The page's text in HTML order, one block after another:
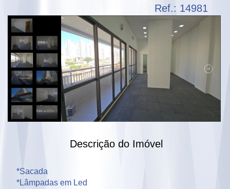
Ref.: 14981
Descrição do Imóvel
*Sacada
*Lâmpadas em Led